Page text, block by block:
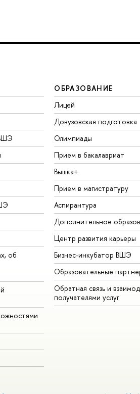
об
ОБРАЗОВАНИЕ
Лицей
Довузовская подготовка
Олимпиады
Прием в бакалавриат
Вышка+
Прием в магистратуру
Аспирантура
Дополнительное
Центр развития карьеры
Бизнес-инкубатор ВШЭ
Образовательные
Обратная связь и
получателями услуг